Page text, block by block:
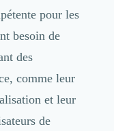
pour les
besoin de
des
comme leur
et leur
de